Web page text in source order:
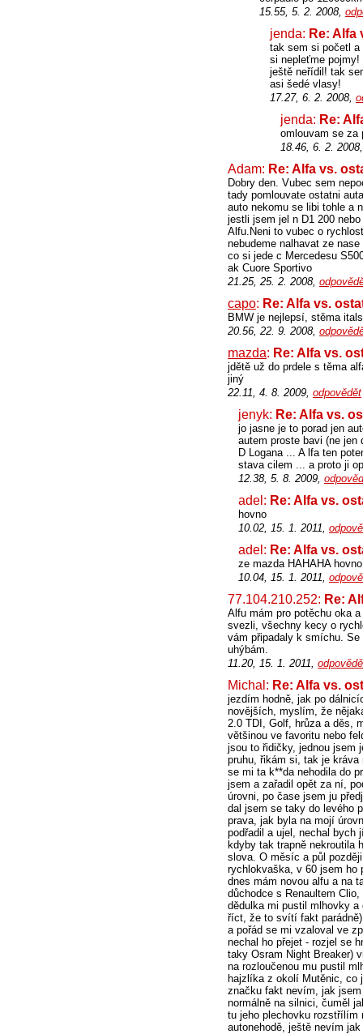
15.55, 5. 2. 2008,
jenda: Re: Alfa
tak sem si početl
si nepleťme
ještě neřídil! tak
asi šedé vlasy!
17.27, 6. 2. 2008,
jenda: Re:
omlouvam se za
18.46, 6. 2.
Adam: Re: Alfa vs.
Dobry den. Vubec sem
tady pomlouvate ostatni
auto nekomu se libi tohle a
jestli jsem jel n D1 200
Alfu.Neni to vubec o
nebudeme nalhavat ze
co si jede c Mercedesu
ak Cuore Sportivo
21.25, 25. 2. 2008,
capo: Re: Alfa vs.
BMW je nejlepsí, stěma
20.56, 22. 9. 2008,
mazda: Re: Alfa vs.
jdětě už do prdele s těma
jiný
22.11, 4. 8. 2009, odpovědět
jenyk: Re: Alfa vs.
jo jasne je to porad jen
autem proste bavi (ne jen
D Logana ... A lfa ten
stava cilem ... a proto ji
12.38, 5. 8. 2009,
adel: Re: Alfa vs.
hovno
10.02, 15. 1. 2011,
adel: Re: Alfa vs.
ze mazda HAHAHA hovno
10.04, 15. 1. 2011,
77.104.210.252: Re:
Alfu mám pro potěchu oka
svezli, všechny kecy o
vám připadaly k smíchu.
uhýbám.
11.20, 15. 1. 2011,
Michal: Re: Alfa vs.
jezdím hodně, jak po
novějších, myslím, že
2.0 TDI, Golf, hrůza a děs,
většinou ve favoritu nebo
jsou to řidičky, jednou jsem
pruhu, řikám si, tak je
se mi ta k**da nehodila do
jsem a zařadil opět za ní,
úrovni, po čase jsem ju
dal jsem se taky do levého
prava, jak byla na mojí
podřadil a ujel, nechal bych
kdyby tak trapně nekroutila
slova. O měsíc a půl
rychlokvaška, v 60 jsem ho
dnes mám novou alfu a na
důchodce s Renaultem
dědulka mi pustil mlhovky
říct, že to svítí fakt
a pořád se mi vzaloval ve
nechal ho přejet - rozjel se
taky Osram Night Breaker)
na rozloučenou mu pustil
hajzlíka z okolí Mutěnic, co
značku fakt nevím, jak
normálně na silnici, čuměl
tu jeho plechovku
autonehodě, ještě nevím